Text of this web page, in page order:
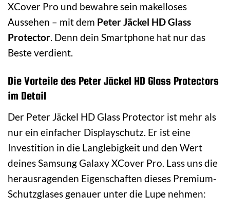
XCover Pro und bewahre sein makelloses
Aussehen – mit dem Peter Jäckel HD Glass
Protector. Denn dein Smartphone hat nur das
Beste verdient.
Die Vorteile des Peter Jäckel HD Glass Protectors
im Detail
Der Peter Jäckel HD Glass Protector ist mehr als
nur ein einfacher Displayschutz. Er ist eine
Investition in die Langlebigkeit und den Wert
deines Samsung Galaxy XCover Pro. Lass uns die
herausragenden Eigenschaften dieses Premium-
Schutzglases genauer unter die Lupe nehmen: